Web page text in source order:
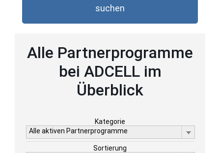
suchen
Alle Partnerprogramme
bei ADCELL im
Überblick
Kategorie
Alle aktiven Partnerprogramme
Sortierung